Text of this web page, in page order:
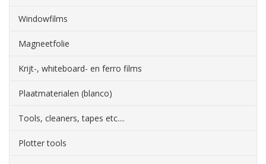
Windowfilms
Magneetfolie
Krijt-, whiteboard- en ferro films
Plaatmaterialen (blanco)
Tools, cleaners, tapes etc....
Plotter tools